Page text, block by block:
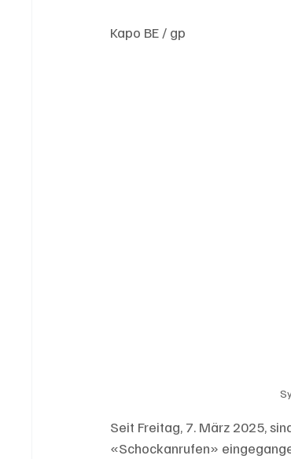
Kapo BE / gp
Seit Freitag, 7. März 2025,
«Schockanrufen»